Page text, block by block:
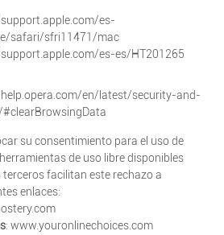
es-
safari/sfri11471/mac
es-es/HT201265
en/latest/security-and-
su consentimiento para el uso de
de uso libre disponibles
facilitan este rechazo a
enlaces:
: www.youronlinechoices.com